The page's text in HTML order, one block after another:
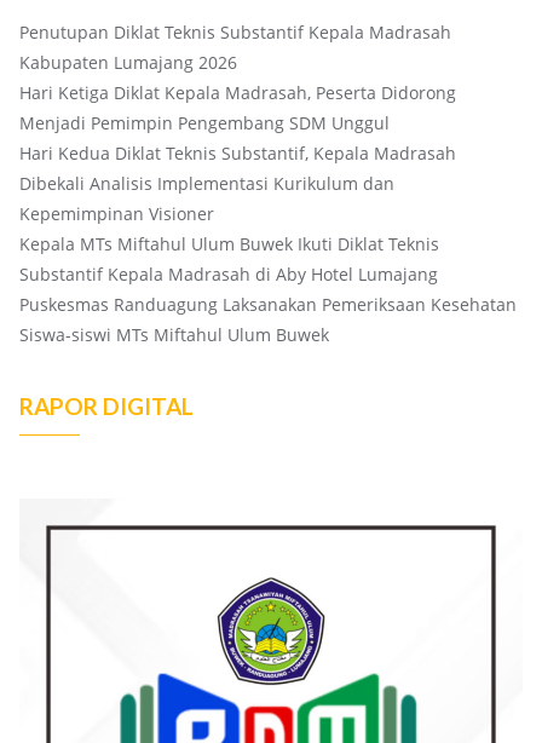
Penutupan Diklat Teknis Substantif Kepala Madrasah
Kabupaten Lumajang 2026
Hari Ketiga Diklat Kepala Madrasah, Peserta Didorong
Menjadi Pemimpin Pengembang SDM Unggul
Hari Kedua Diklat Teknis Substantif, Kepala Madrasah
Dibekali Analisis Implementasi Kurikulum dan
Kepemimpinan Visioner
Kepala MTs Miftahul Ulum Buwek Ikuti Diklat Teknis
Substantif Kepala Madrasah di Aby Hotel Lumajang
Puskesmas Randuagung Laksanakan Pemeriksaan Kesehatan
Siswa-siswi MTs Miftahul Ulum Buwek
RAPOR DIGITAL